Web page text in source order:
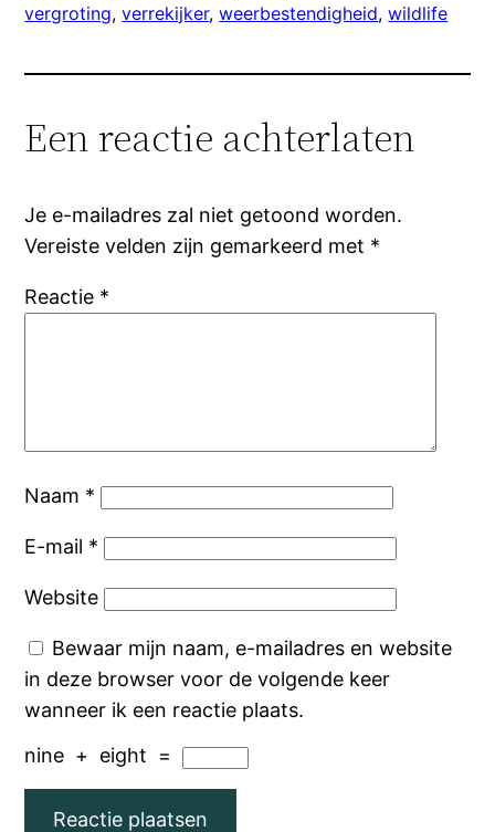
vergroting, verrekijker, weerbestendigheid, wildlife
Een reactie achterlaten
Je e-mailadres zal niet getoond worden.
Vereiste velden zijn gemarkeerd met *
Reactie *
Naam *
E-mail *
Website
Bewaar mijn naam, e-mailadres en website
in deze browser voor de volgende keer
wanneer ik een reactie plaats.
nine + eight =